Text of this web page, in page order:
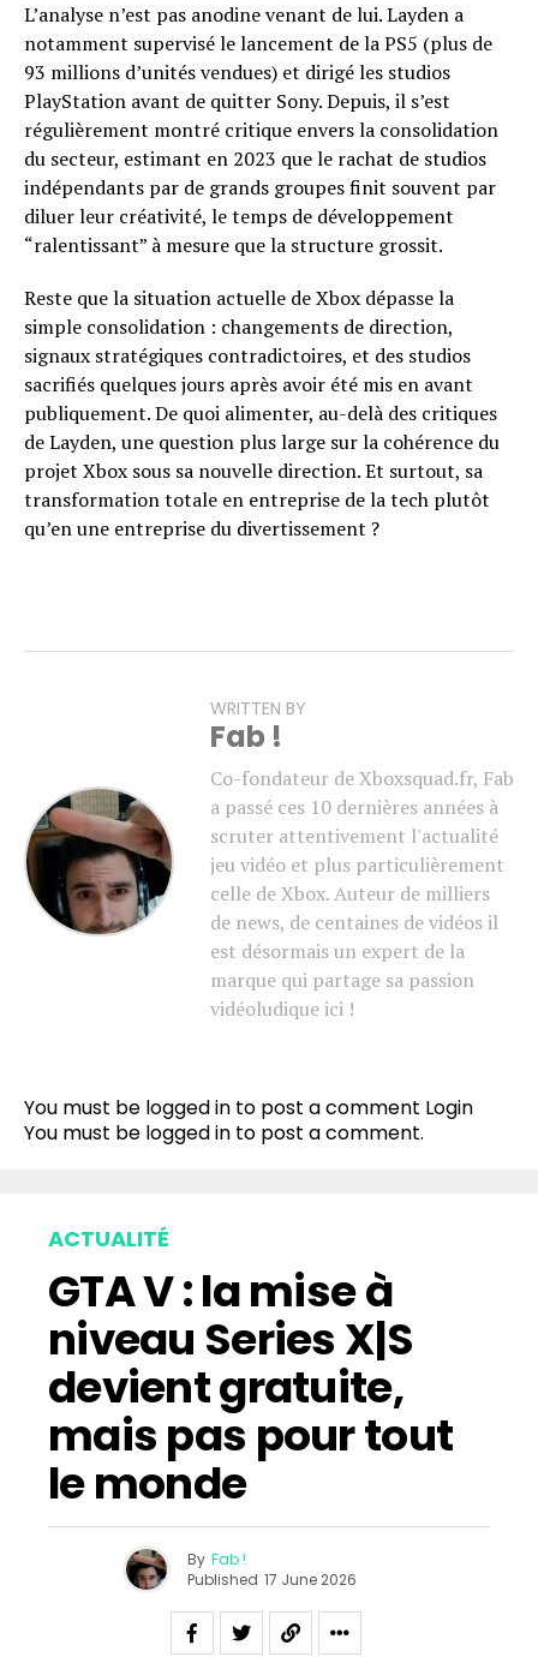
L’analyse n’est pas anodine venant de lui. Layden a
notamment supervisé le lancement de la PS5 (plus de
93 millions d’unités vendues) et dirigé les studios
PlayStation avant de quitter Sony. Depuis, il s’est
régulièrement montré critique envers la consolidation
du secteur, estimant en 2023 que le rachat de studios
indépendants par de grands groupes finit souvent par
diluer leur créativité, le temps de développement
“ralentissant” à mesure que la structure grossit.
Reste que la situation actuelle de Xbox dépasse la
simple consolidation : changements de direction,
signaux stratégiques contradictoires, et des studios
sacrifiés quelques jours après avoir été mis en avant
publiquement. De quoi alimenter, au-delà des critiques
de Layden, une question plus large sur la cohérence du
projet Xbox sous sa nouvelle direction. Et surtout, sa
transformation totale en entreprise de la tech plutôt
qu’en une entreprise du divertissement ?
WRITTEN BY
Fab !
Co-fondateur de Xboxsquad.fr, Fab
a passé ces 10 dernières années à
scruter attentivement l'actualité
jeu vidéo et plus particulièrement
celle de Xbox. Auteur de milliers
de news, de centaines de vidéos il
est désormais un expert de la
marque qui partage sa passion
vidéoludique ici !
You must be logged in to post a comment Login
You must be logged in to post a comment.
ACTUALITÉ
GTA V : la mise à
niveau Series X|S
devient gratuite,
mais pas pour tout
le monde
By Fab !
Published 17 June 2026